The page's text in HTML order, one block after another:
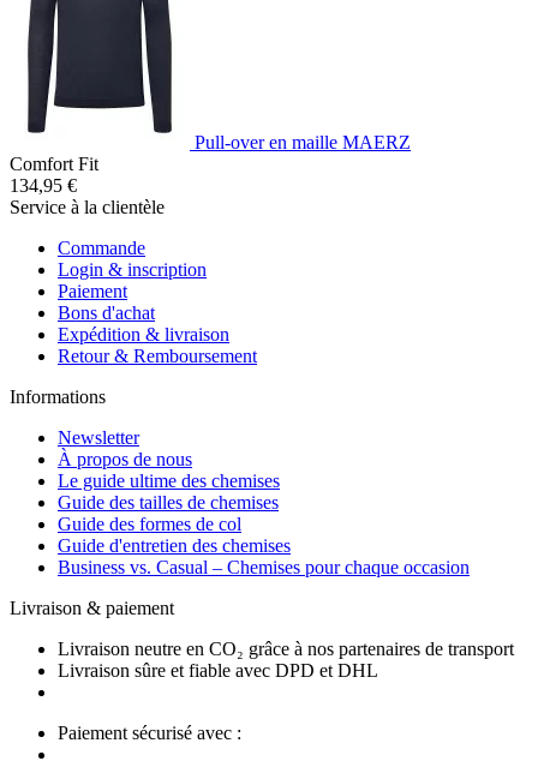
Pull-over en maille MAERZ
Comfort Fit
134,95 €
Service à la clientèle
Commande
Login & inscription
Paiement
Bons d'achat
Expédition & livraison
Retour & Remboursement
Informations
Newsletter
À propos de nous
Le guide ultime des chemises
Guide des tailles de chemises
Guide des formes de col
Guide d'entretien des chemises
Business vs. Casual – Chemises pour chaque occasion
Livraison & paiement
Livraison neutre en CO₂ grâce à nos partenaires de transport
Livraison sûre et fiable avec DPD et DHL
Paiement sécurisé avec :